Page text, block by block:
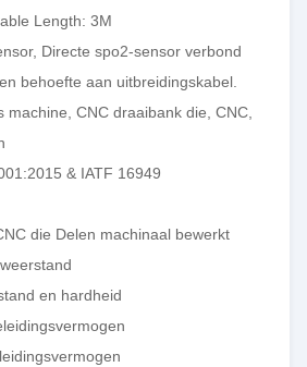
Length: 3M
Directe spo2-sensor verbond
behoefte aan uitbreidingskabel.
machine, CNC draaibank die, CNC,
& IATF 16949
die Delen machinaal bewerkt
en hardheid